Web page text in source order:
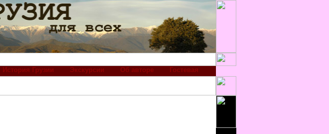
История Грузии Экскурсии Об авторе Гостевая